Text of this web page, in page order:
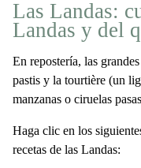
Las Landas:
Landas y del
En repostería, las
pastis y la tourtière (un
manzanas o ciruelas
Haga clic en los
recetas de las Landas: